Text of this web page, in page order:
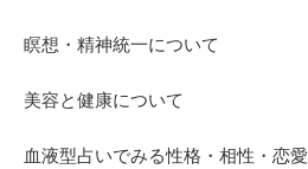
瞑想・精神統一について
美容と健康について
血液型占いでみる性格・相性・恋